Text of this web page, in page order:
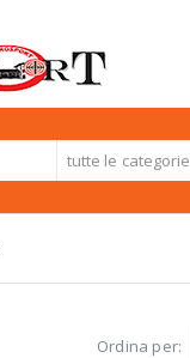
tutte le categorie
Ordina per: